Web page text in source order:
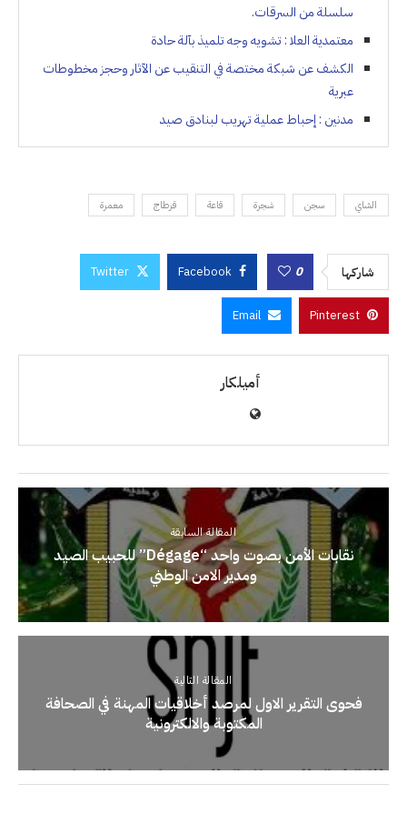
سلسلة من السرقات.
معتمدية العلا : تشويه وجه تلميذ بآلة حادة
الكشف عن شبكة مختصة في التنقيب عن الآثار وحجز مخطوطات
عبرية
مدنين : إحباط عملية تهريب لبنادق صيد
الشاي سجن شجرة قاعة قرطاج معمرة
شاركها 0
Facebook
Twitter
Pinterest
Email
أميلكار
المقالة السابقة
نقابات الأمن بصوت واحد “Dégage” للحبيب الصيد
ومدير الامن الوطني
المقالة التالية
فحوى التقرير الاول لمرصد أخلاقيات المهنة في الصحافة
المكتوبة والالكترونية